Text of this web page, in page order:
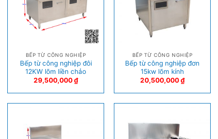
BẾP TỪ CÔNG NGHIỆP
Bếp từ công nghiệp đôi
12KW lõm liền chảo
29,500,000₫
BẾP TỪ CÔNG NGHIỆP
Bếp từ công nghiệp đơn
15kw lõm kính
20,500,000₫